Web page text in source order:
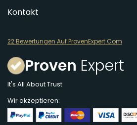
Kontakt
22 Bewertungen Auf ProvenExpert.Com
Proven Expert
It's All About Trust
Wir akzeptieren: